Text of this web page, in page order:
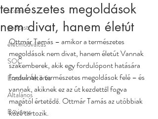
utazás
podcast
életmódváltás
SOC
Érzelmi Áttörés
Általános
Business
természetes megoldások
nem divat, hanem életút
Ottmár Tamás – amikor a természetes
megoldások nem divat, hanem életút Vannak
szakemberek, akik egy fordulópont hatására
fordulnak a természetes megoldások felé – és
vannak, akiknek ez az út kezdettől fogva
magától értetődő. Ottmár Tamás az utóbbiak
közé tartozik.